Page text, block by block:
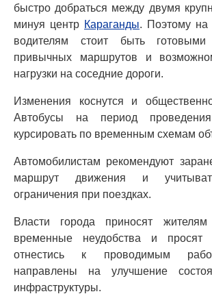
быстро добраться между двумя
минуя центр Караганды. Поэтому на
водителям стоит быть
привычных маршрутов и
нагрузки на соседние дороги.
Изменения коснутся и
Автобусы на период
курсировать по временным схемам
Автомобилистам рекомендуют
маршрут движения и
ограничения при поездках.
Власти города приносят
временные неудобства и просят
отнестись к проводимым
направлены на улучшение
инфраструктуры.